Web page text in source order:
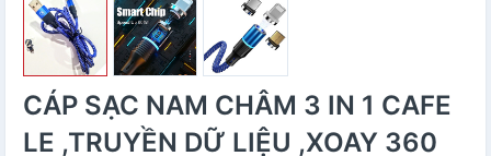
CÁP SẠC NAM CHÂM 3 IN 1 CAFE
LE ,TRUYỀN DỮ LIỆU ,XOAY 360